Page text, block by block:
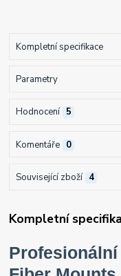
Kompletní specifikace
Parametry
Hodnocení 5
Komentáře 0
Související zboží 4
Kompletní